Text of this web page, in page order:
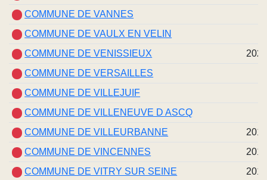
COMMUNE DE VANNES
COMMUNE DE VAULX EN VELIN
COMMUNE DE VENISSIEUX
2021
COMMUNE DE VERSAILLES
COMMUNE DE VILLEJUIF
COMMUNE DE VILLENEUVE D ASCQ
COMMUNE DE VILLEURBANNE
2019
COMMUNE DE VINCENNES
2019
COMMUNE DE VITRY SUR SEINE
2012